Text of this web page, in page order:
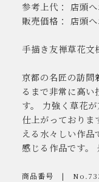
参考上代： 店頭
販売価格： 店頭
手描き友禅草花文
京都の名匠の訪問
るまで非常に高い
す。 力強く草花
仕上がっておりま
える水々しい作品
感じる作品です。
商品番号